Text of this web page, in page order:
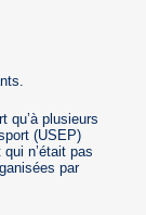
qu’à plusieurs
(USEP)
n’était pas
par